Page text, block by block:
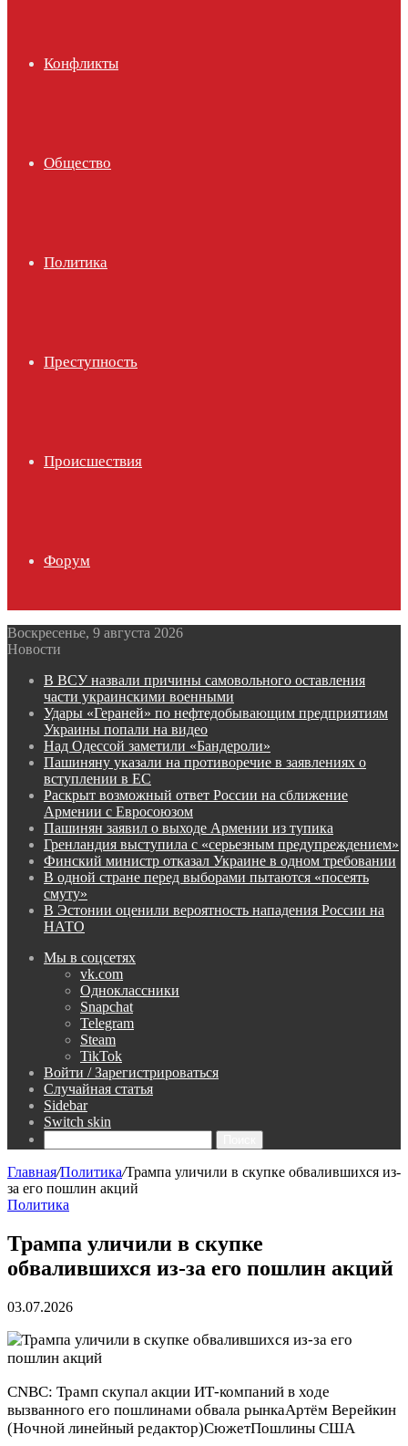
Конфликты
Общество
Политика
Преступность
Происшествия
Форум
Воскресенье, 9 августа 2026
Новости
В ВСУ назвали причины самовольного оставления
части украинскими военными
Удары «Гераней» по нефтедобывающим предприятиям
Украины попали на видео
Над Одессой заметили «Бандероли»
Пашиняну указали на противоречие в заявлениях о
вступлении в ЕС
Раскрыт возможный ответ России на сближение
Армении с Евросоюзом
Пашинян заявил о выходе Армении из тупика
Гренландия выступила с «серьезным предупреждением»
Финский министр отказал Украине в одном требовании
В одной стране перед выборами пытаются «посеять
смуту»
В Эстонии оценили вероятность нападения России на
НАТО
Мы в соцсетях
vk.com
Одноклассники
Snapchat
Telegram
Steam
TikTok
Войти / Зарегистрироваться
Случайная статья
Sidebar
Switch skin
Главная/Политика/Трампа уличили в скупке обвалившихся из-
за его пошлин акций
Политика
Трампа уличили в скупке
обвалившихся из-за его пошлин акций
03.07.2026
CNBC: Трамп скупал акции ИТ-компаний в ходе
вызванного его пошлинами обвала рынкаАртём Верейкин
(Ночной линейный редактор)СюжетПошлины США